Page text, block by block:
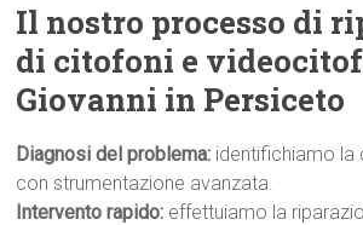
Il nostro processo di
di citofoni e
Giovanni in Persiceto
Diagnosi del problema: identifichiamo la
con strumentazione avanzata.
Intervento rapido: effettuiamo la